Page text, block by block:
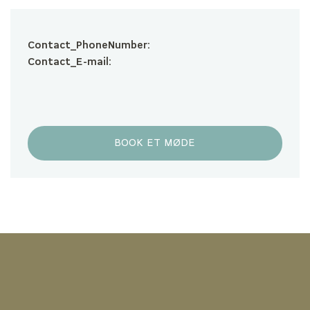
Contact_PhoneNumber:
Contact_E-mail:
BOOK ET MØDE